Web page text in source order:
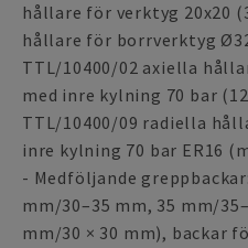
hållare för verktyg 20x20
hållare för borrverktyg
TTL/10400/02 axiella
med inre kylning 70 bar
TTL/10400/09 radiella
inre kylning 70 bar ER16
- Medföljande
mm/30–35 mm, 35 mm/
mm/30 × 30 mm), backar